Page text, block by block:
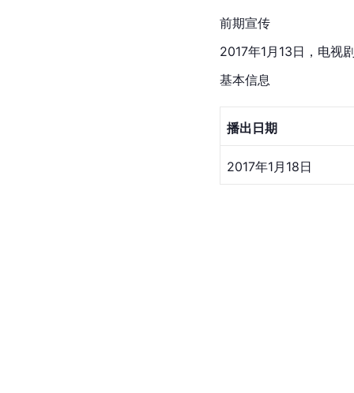
前期宣传
2017年1月13日，电视
基本信息
播出日期
2017年1月18日